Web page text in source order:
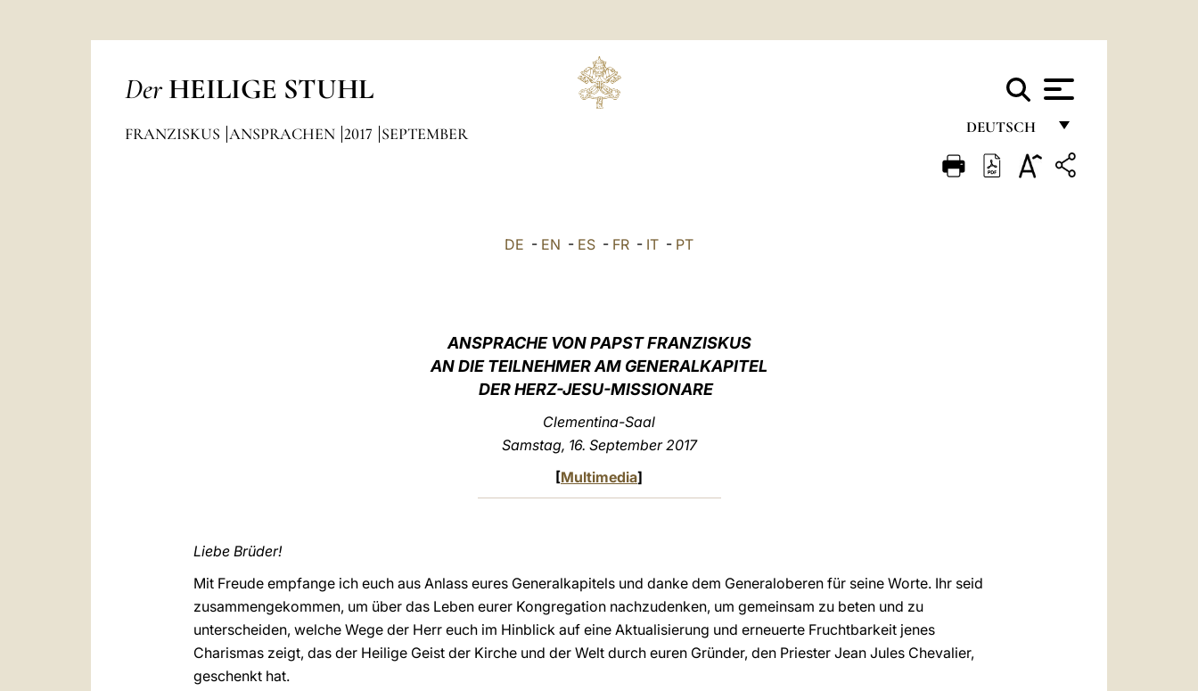
Der HEILIGE STUHL
DEUTSCH
FRANÇAIS
FRANZISKUS ANSPRACHEN 2017 SEPTEMBER
DE - EN - ES - FR - IT - PT
ANSPRACHE VON PAPST FRANZISKUS
AN DIE TEILNEHMER AM GENERALKAPITEL
DER HERZ-JESU-MISSIONARE
Clementina-Saal
Samstag, 16. September 2017
[Multimedia]
Liebe Brüder!
Mit Freude empfange ich euch aus Anlass eures Generalkapitels und danke dem Generaloberen für seine Worte. Ihr seid
zusammengekommen, um über das Leben eurer Kongregation nachzudenken, um gemeinsam zu beten und zu
unterscheiden, welche Wege der Herr euch im Hinblick auf eine Aktualisierung und erneuerte Fruchtbarkeit jenes
Charismas zeigt, das der Heilige Geist der Kirche und der Welt durch euren Gründer, den Priester Jean Jules Chevalier,
geschenkt hat.